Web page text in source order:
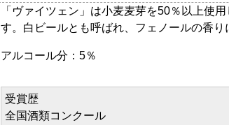
「ヴァイツェン」は小麦麦芽を50％以上使
す。白ビールとも呼ばれ、フェノールの香り
アルコール分：5％
受賞歴
全国酒類コンクール